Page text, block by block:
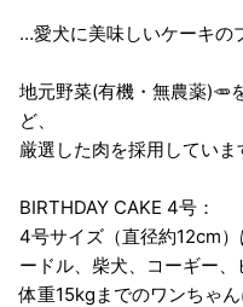
…愛犬に美味しいケーキの
地元野菜(有機・無農薬)🥕
ど、
厳選した肉を採用していま
BIRTHDAY CAKE 4号：
4号サイズ（直径約12cm
ードル、柴犬、コーギー、
体重15kgまでのワンちゃ